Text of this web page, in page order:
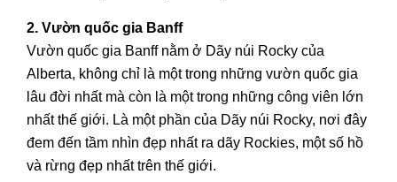
2. Vườn quốc gia Banff
Vườn quốc gia Banff nằm ở Dãy núi Rocky của
Alberta, không chỉ là một trong những vườn quốc gia
lâu đời nhất mà còn là một trong những công viên lớn
nhất thế giới. Là một phần của Dãy núi Rocky, nơi đây
đem đến tầm nhìn đẹp nhất ra dãy Rockies, một số hồ
và rừng đẹp nhất trên thế giới.